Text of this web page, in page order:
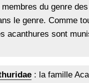
membres du genre
le genre. Comme
acanthures sont
: la famille